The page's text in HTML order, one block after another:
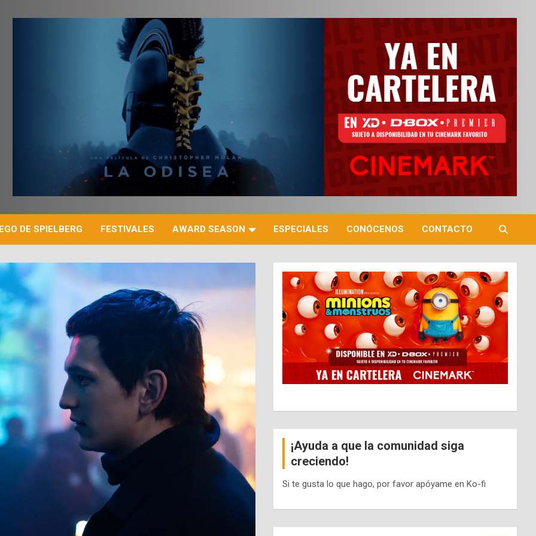
DE SPIELBERG FESTIVALES AWARD SEASON ESPECIALES CONÓCENOS CONTACTO
¡Ayuda a que la comunidad siga
creciendo!
Si te gusta lo que hago, por favor apóyame en Ko-fi